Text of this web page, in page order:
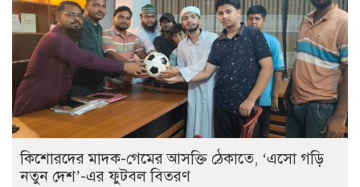
কিশোরদের মাদক-গেমের আসক্তি ঠেকাতে, ‘এসো গড়ি
নতুন দেশ’-এর ফুটবল বিতরণ